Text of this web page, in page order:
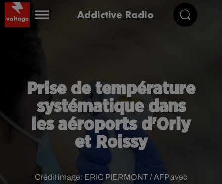
Addictive Radio
Prise de température
systématique dans
les aéroports d'Orly
et Roissy
Crédit image: ERIC PIERMONT / AFP avec